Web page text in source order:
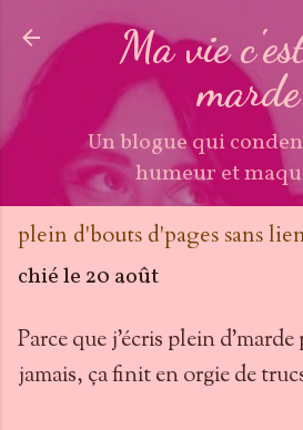
Accéder au
Ma vie
marde
Un blogue qui
humeur et
plein d'bouts d'pages sans
chié le20 août
Parce que j'écris plein
jamais, ça finit en orgie de